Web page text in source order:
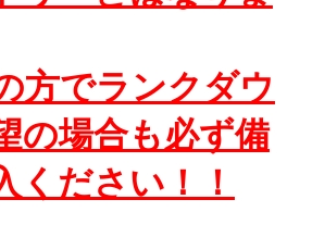
方でランクダウ
の場合も必ず備
ください！！